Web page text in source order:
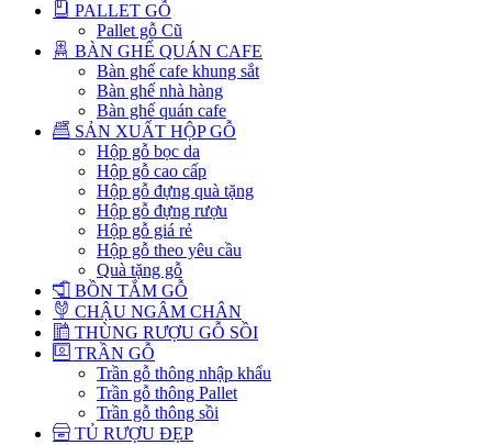
PALLET GỖ
Pallet gỗ Cũ
BÀN GHẾ QUÁN CAFE
Bàn ghế cafe khung sắt
Bàn ghế nhà hàng
Bàn ghế quán cafe
SẢN XUẤT HỘP GỖ
Hộp gỗ bọc da
Hộp gỗ cao cấp
Hộp gỗ đựng quà tặng
Hộp gỗ đựng rượu
Hộp gỗ giá rẻ
Hộp gỗ theo yêu cầu
Quà tặng gỗ
BỒN TẮM GỖ
CHẬU NGÂM CHÂN
THÙNG RƯỢU GỖ SỒI
TRẦN GỖ
Trần gỗ thông nhập khẩu
Trần gỗ thông Pallet
Trần gỗ thông sồi
TỦ RƯỢU ĐẸP